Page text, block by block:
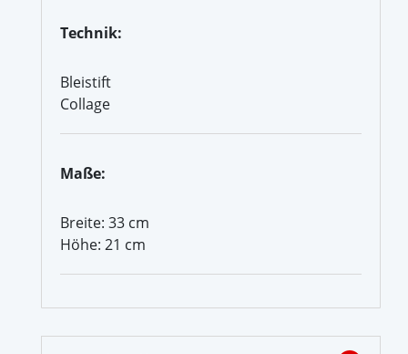
Technik:
Bleistift
Collage
Maße:
Breite: 33 cm
Höhe: 21 cm